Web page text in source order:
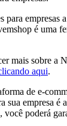
para empresas
é uma
mais sobre a
aqui.
de e-
sua empresa
você poderá